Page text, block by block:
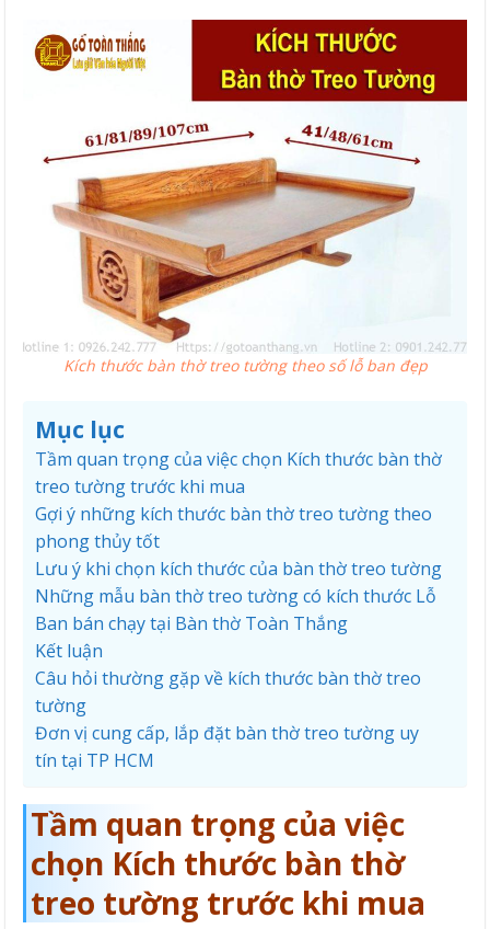
Kích thước bàn thờ treo tường theo số lỗ ban đẹp
Mục lục
Tầm quan trọng của việc chọn Kích thước bàn thờ
treo tường trước khi mua
Gợi ý những kích thước bàn thờ treo tường theo
phong thủy tốt
Lưu ý khi chọn kích thước của bàn thờ treo tường
Những mẫu bàn thờ treo tường có kích thước Lỗ
Ban bán chạy tại Bàn thờ Toàn Thắng
Kết luận
Câu hỏi thường gặp về kích thước bàn thờ treo
tường
Đơn vị cung cấp, lắp đặt bàn thờ treo tường uy
tín tại TP HCM
Tầm quan trọng của việc
chọn Kích thước bàn thờ
treo tường trước khi mua